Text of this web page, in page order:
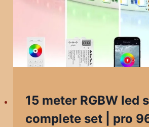
15 meter RGBW led
complete set | pro